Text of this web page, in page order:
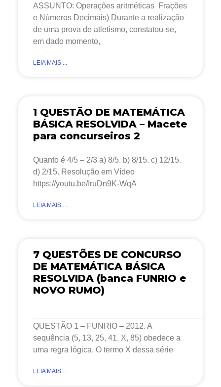
ASSUNTO: Operações aritméticas Frações
e Números Decimais) Durante a realização
de uma prova de atletismo, constatou-se,
em dado momento,
LEIA MAIS ...
1 QUESTÃO DE MATEMÁTICA
BÁSICA RESOLVIDA – Macete
para concurseiros 2
Quanto é 4/5 – 2/3 a) 8/5. b) 8/15. c) 12/15.
d) 2/15. Resolução em Vídeo
https://youtu.be/IruDn9K-WqA
LEIA MAIS ...
7 QUESTÕES DE CONCURSO
DE MATEMÁTICA BÁSICA
RESOLVIDA (banca FUNRIO e
NOVO RUMO)
QUESTÃO 1 – FUNRIO – 2012. A
sequência (5, 13, 25, 41, X, 85) obedece a
uma regra lógica. O termo X dessa série
LEIA MAIS ...